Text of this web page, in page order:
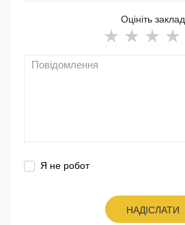
Оцініть заклад
Я не робот
НАДІСЛАТИ